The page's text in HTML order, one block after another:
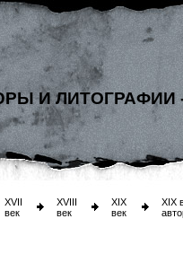
И ЛИТОГРАФИИ
XVII
век
XVIII
век
XIX
век
XIX